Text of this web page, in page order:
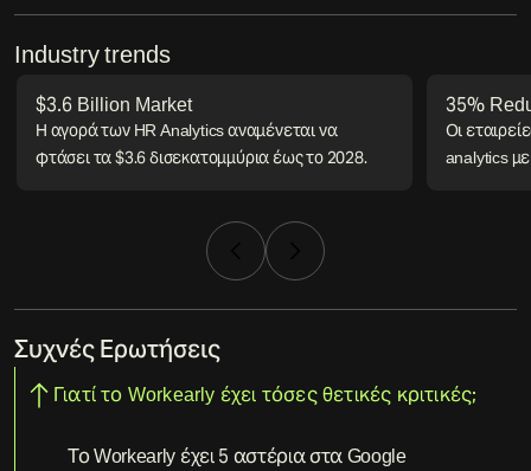
Industry trends
$3.6 Billion Market
Η αγορά των HR Analytics αναμένεται να
φτάσει τα $3.6 δισεκατομμύρια έως το 2028.
35%
Οι
analytics
Συχνές Ερωτήσεις
Γιατί το Workearly έχει τόσες θετικές κριτικές;
Το Workearly έχει 5 αστέρια στα Google